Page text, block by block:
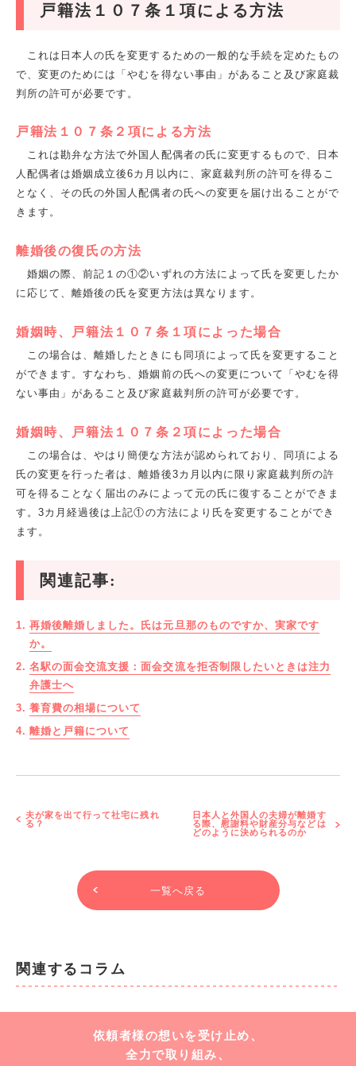
戸籍法１０７条１項による方法
これは日本人の氏を変更するための一般的な手続を定めたもの
で、変更のためには「やむを得ない事由」があること及び家庭裁
判所の許可が必要です。
戸籍法１０７条２項による方法
これは勘弁な方法で外国人配偶者の氏に変更するもので、日本
人配偶者は婚姻成立後6カ月以内に、家庭裁判所の許可を得るこ
となく、その氏の外国人配偶者の氏への変更を届け出ることがで
きます。
離婚後の復氏の方法
婚姻の際、前記１の①②いずれの方法によって氏を変更したか
に応じて、離婚後の氏を変更方法は異なります。
婚姻時、戸籍法１０７条１項によった場合
この場合は、離婚したときにも同項によって氏を変更すること
ができます。すなわち、婚姻前の氏への変更について「やむを得
ない事由」があること及び家庭裁判所の許可が必要です。
婚姻時、戸籍法１０７条２項によった場合
この場合は、やはり簡便な方法が認められており、同項による
氏の変更を行った者は、離婚後3カ月以内に限り家庭裁判所の許
可を得ることなく届出のみによって元の氏に復することができま
す。3カ月経過後は上記①の方法により氏を変更することができ
ます。
関連記事:
再婚後離婚しました。氏は元旦那のものですか、実家です
か。
名駅の面会交流支援：面会交流を拒否制限したいときは注力
弁護士へ
養育費の相場について
離婚と戸籍について
夫が家を出て行って社宅に残れ
る？
日本人と外国人の夫婦が離婚す
る際、慰謝料や財産分与などは
どのように決められるのか
一覧へ戻る
関連するコラム
依頼者様の想いを受け止め、
全力で取り組み、